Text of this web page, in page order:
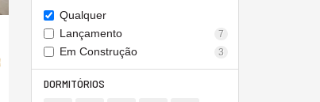
Qualquer
Lançamento
7
Em Construção 3
DORMITÓRIOS